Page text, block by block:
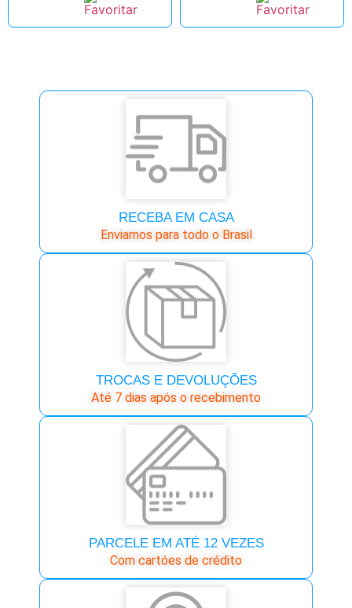
RECEBA EM CASA
Enviamos para todo o Brasil
TROCAS E DEVOLUÇÕES
Até 7 dias após o recebimento
PARCELE EM ATÉ 12 VEZES
Com cartóes de crédito